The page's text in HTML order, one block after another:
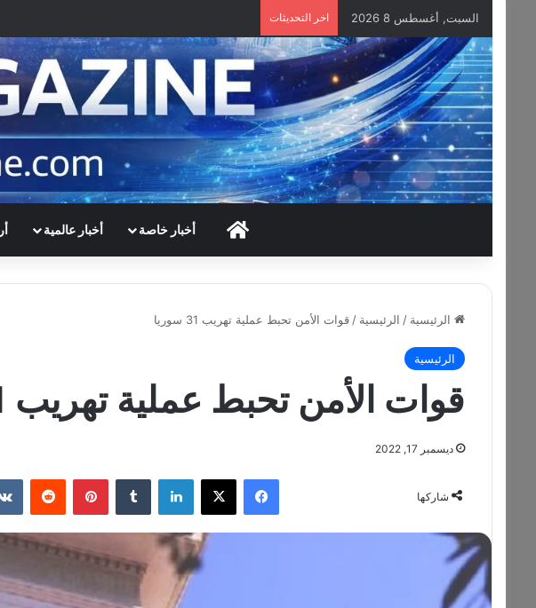
السبت, أغسطس 8 2026 اخر التحديثات
HOMEأخبار خاصة أخبار عالمية
الرئيسية / الرئيسية / قوات الأمن تحبط عملية تهريب 31 سوريا
الرئيسية
قوات الأمن تحبط عملية تهريب 31 سوريا
ديسمبر 17, 2022
شاركها
فيسبوك ‫X لينكدإن ‏Tumblr بينتيريست ‏Reddit